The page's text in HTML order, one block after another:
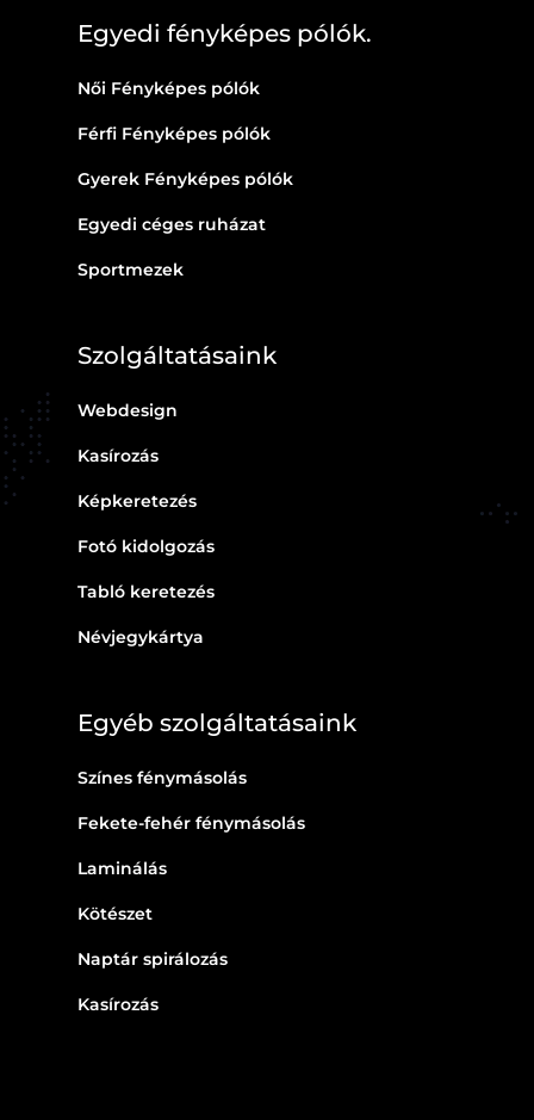
Egyedi fényképes pólók.
Női Fényképes pólók
Férfi Fényképes pólók
Gyerek Fényképes pólók
Egyedi céges ruházat
Sportmezek
Szolgáltatásaink
Webdesign
Kasírozás
Képkeretezés
Fotó kidolgozás
Tabló keretezés
Névjegykártya
Egyéb szolgáltatásaink
Színes fénymásolás
Fekete-fehér fénymásolás
Laminálás
Kötészet
Naptár spirálozás
Kasírozás